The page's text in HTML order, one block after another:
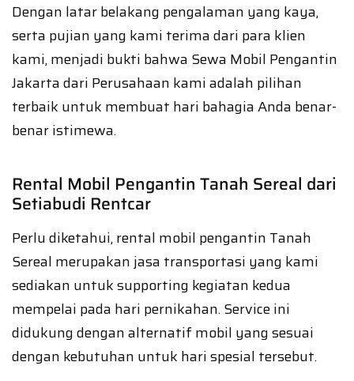
Dengan latar belakang pengalaman yang kaya,
serta pujian yang kami terima dari para klien
kami, menjadi bukti bahwa Sewa Mobil Pengantin
Jakarta dari Perusahaan kami adalah pilihan
terbaik untuk membuat hari bahagia Anda benar-
benar istimewa.
Rental Mobil Pengantin Tanah Sereal dari
Setiabudi Rentcar
Perlu diketahui, rental mobil pengantin Tanah
Sereal merupakan jasa transportasi yang kami
sediakan untuk supporting kegiatan kedua
mempelai pada hari pernikahan. Service ini
didukung dengan alternatif mobil yang sesuai
dengan kebutuhan untuk hari spesial tersebut.